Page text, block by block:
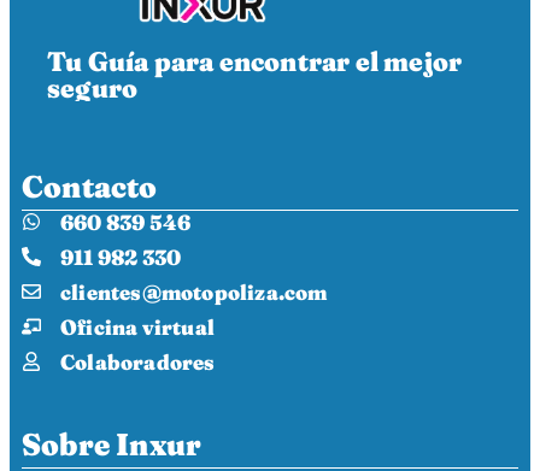
Tu Guía para encontrar el mejor
seguro
Contacto
660 839 546
911 982 330
clientes@motopoliza.com
Oficina virtual
Colaboradores
Sobre Inxur